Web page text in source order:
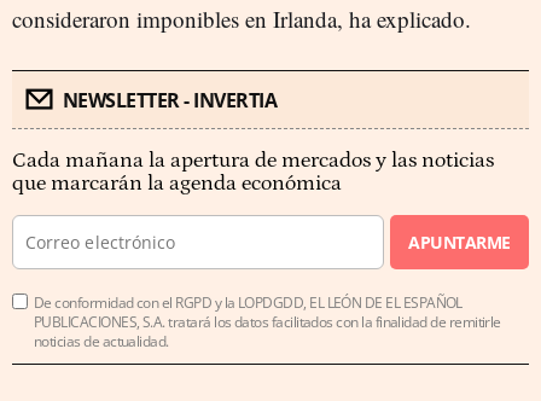
consideraron imponibles en Irlanda, ha explicado.
NEWSLETTER - INVERTIA
Cada mañana la apertura de mercados y las noticias
que marcarán la agenda económica
APUNTARME
De conformidad con el RGPD y la LOPDGDD, EL LEÓN DE EL ESPAÑOL
PUBLICACIONES, S.A. tratará los datos facilitados con la finalidad de remitirle
noticias de actualidad.